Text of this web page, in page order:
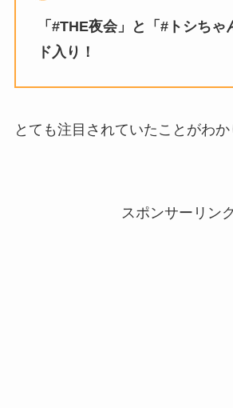
「#THE夜会」と「#トシちゃ
ド入り！
とても注目されていたことがわか
スポンサーリンク